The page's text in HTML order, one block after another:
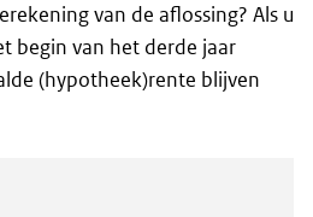
van de aflossing? Als u
begin van het derde jaar
(hypotheek)rente blijven